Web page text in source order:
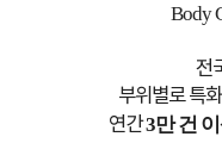
Body
전
부위별로 특
연간3만 건